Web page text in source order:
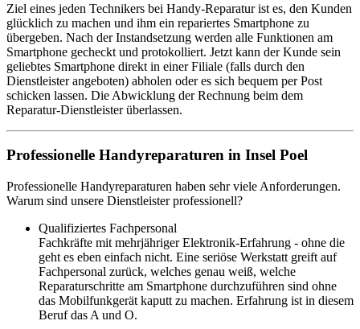
Ziel eines jeden Technikers bei Handy-Reparatur ist es, den Kunden
glücklich zu machen und ihm ein repariertes Smartphone zu
übergeben. Nach der Instandsetzung werden alle Funktionen am
Smartphone gecheckt und protokolliert. Jetzt kann der Kunde sein
geliebtes Smartphone direkt in einer Filiale (falls durch den
Dienstleister angeboten) abholen oder es sich bequem per Post
schicken lassen. Die Abwicklung der Rechnung beim dem
Reparatur-Dienstleister überlassen.
Professionelle Handyreparaturen in Insel Poel
Professionelle Handyreparaturen haben sehr viele Anforderungen.
Warum sind unsere Dienstleister professionell?
Qualifiziertes Fachpersonal
Fachkräfte mit mehrjähriger Elektronik-Erfahrung - ohne die
geht es eben einfach nicht. Eine seriöse Werkstatt greift auf
Fachpersonal zurück, welches genau weiß, welche
Reparaturschritte am Smartphone durchzuführen sind ohne
das Mobilfunkgerät kaputt zu machen. Erfahrung ist in diesem
Beruf das A und O.